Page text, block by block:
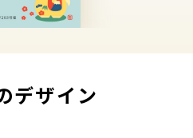
デザイン